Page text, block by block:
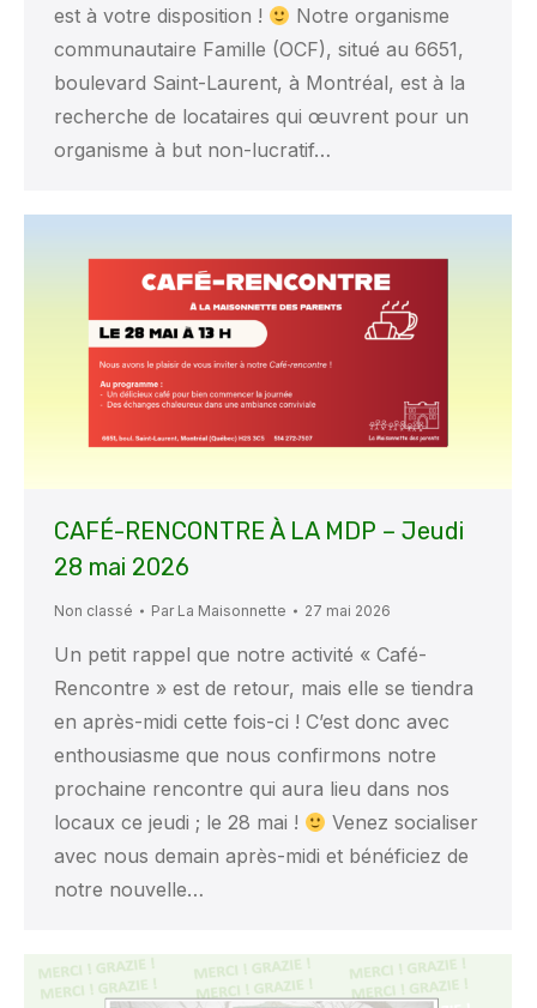
est à votre disposition !
Notre organisme
communautaire Famille (OCF), situé au 6651,
boulevard Saint-Laurent, à Montréal, est à la
recherche de locataires qui œuvrent pour un
organisme à but non-lucratif…
CAFÉ-RENCONTRE À LA MDP – Jeudi
28 mai 2026
Non classé Par La Maisonnette 27 mai 2026
Un petit rappel que notre activité « Café-
Rencontre » est de retour, mais elle se tiendra
en après-midi cette fois-ci ! C’est donc avec
enthousiasme que nous confirmons notre
prochaine rencontre qui aura lieu dans nos
locaux ce jeudi ; le 28 mai !
Venez socialiser
avec nous demain après-midi et bénéficiez de
notre nouvelle…